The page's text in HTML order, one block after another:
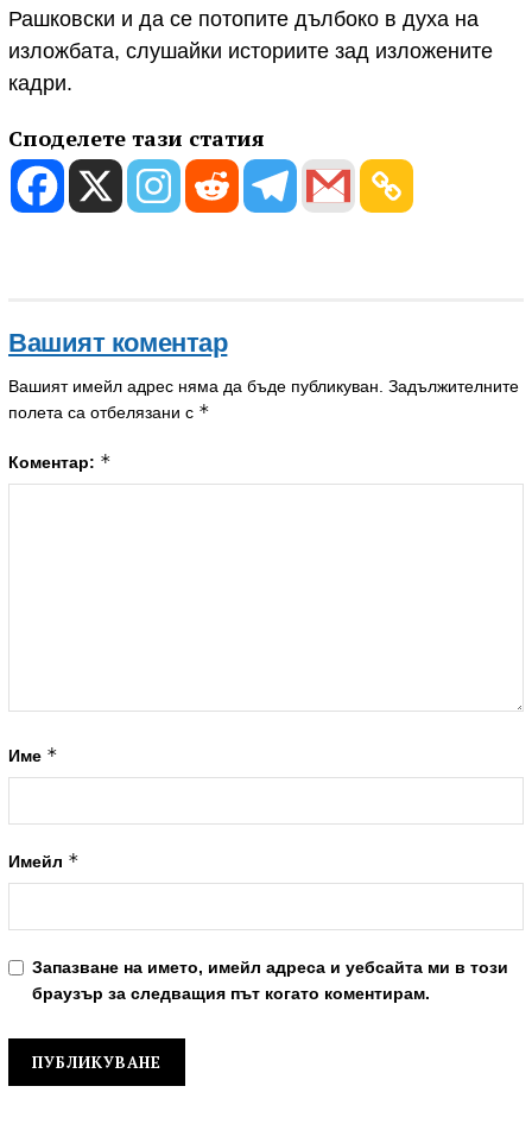
Рашковски и да се потопите дълбоко в духа на
изложбата, слушайки историите зад изложените
кадри.
Споделете тази статия
Вашият коментар
Вашият имейл адрес няма да бъде публикуван. Задължителните
полета са отбелязани с *
Коментар: *
Име *
Имейл *
Запазване на името, имейл адреса и уебсайта ми в този
браузър за следващия път когато коментирам.